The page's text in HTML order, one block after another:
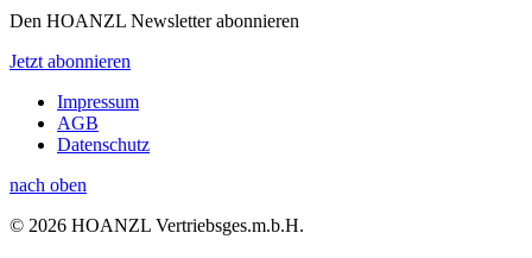
Den HOANZL Newsletter abonnieren
Jetzt abonnieren
Impressum
AGB
Datenschutz
nach oben
© 2026 HOANZL Vertriebsges.m.b.H.